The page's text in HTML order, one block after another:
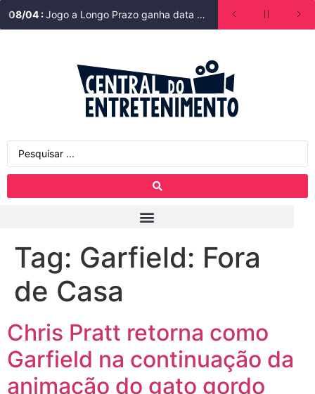
08/04 :Jogo a Longo Prazo ganha data de estreia na Bienal do Livro de São Paulo
Tag: Garfield: Fora
de Casa
Chris Pratt retorna como
Garfield na continuação da
animação do gato gordo